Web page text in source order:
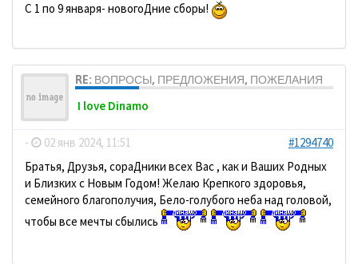
С 1 по 9 января- новогоДние сборы!
RE: ВОПРОСЫ, ПРЕДЛОЖЕНИЯ, ПОЖЕЛАНИЯ
I love Dinamo
- 02 янв 2024, 11:51
#1294740
Братья, Друзья, сораДники всех Вас , как и Ваших Родных
и Близких с Новым Годом! Желаю Крепкого здоровья,
семейного благополучия, Бело-голубого неба над головой,
чтобы все мечты сбылись